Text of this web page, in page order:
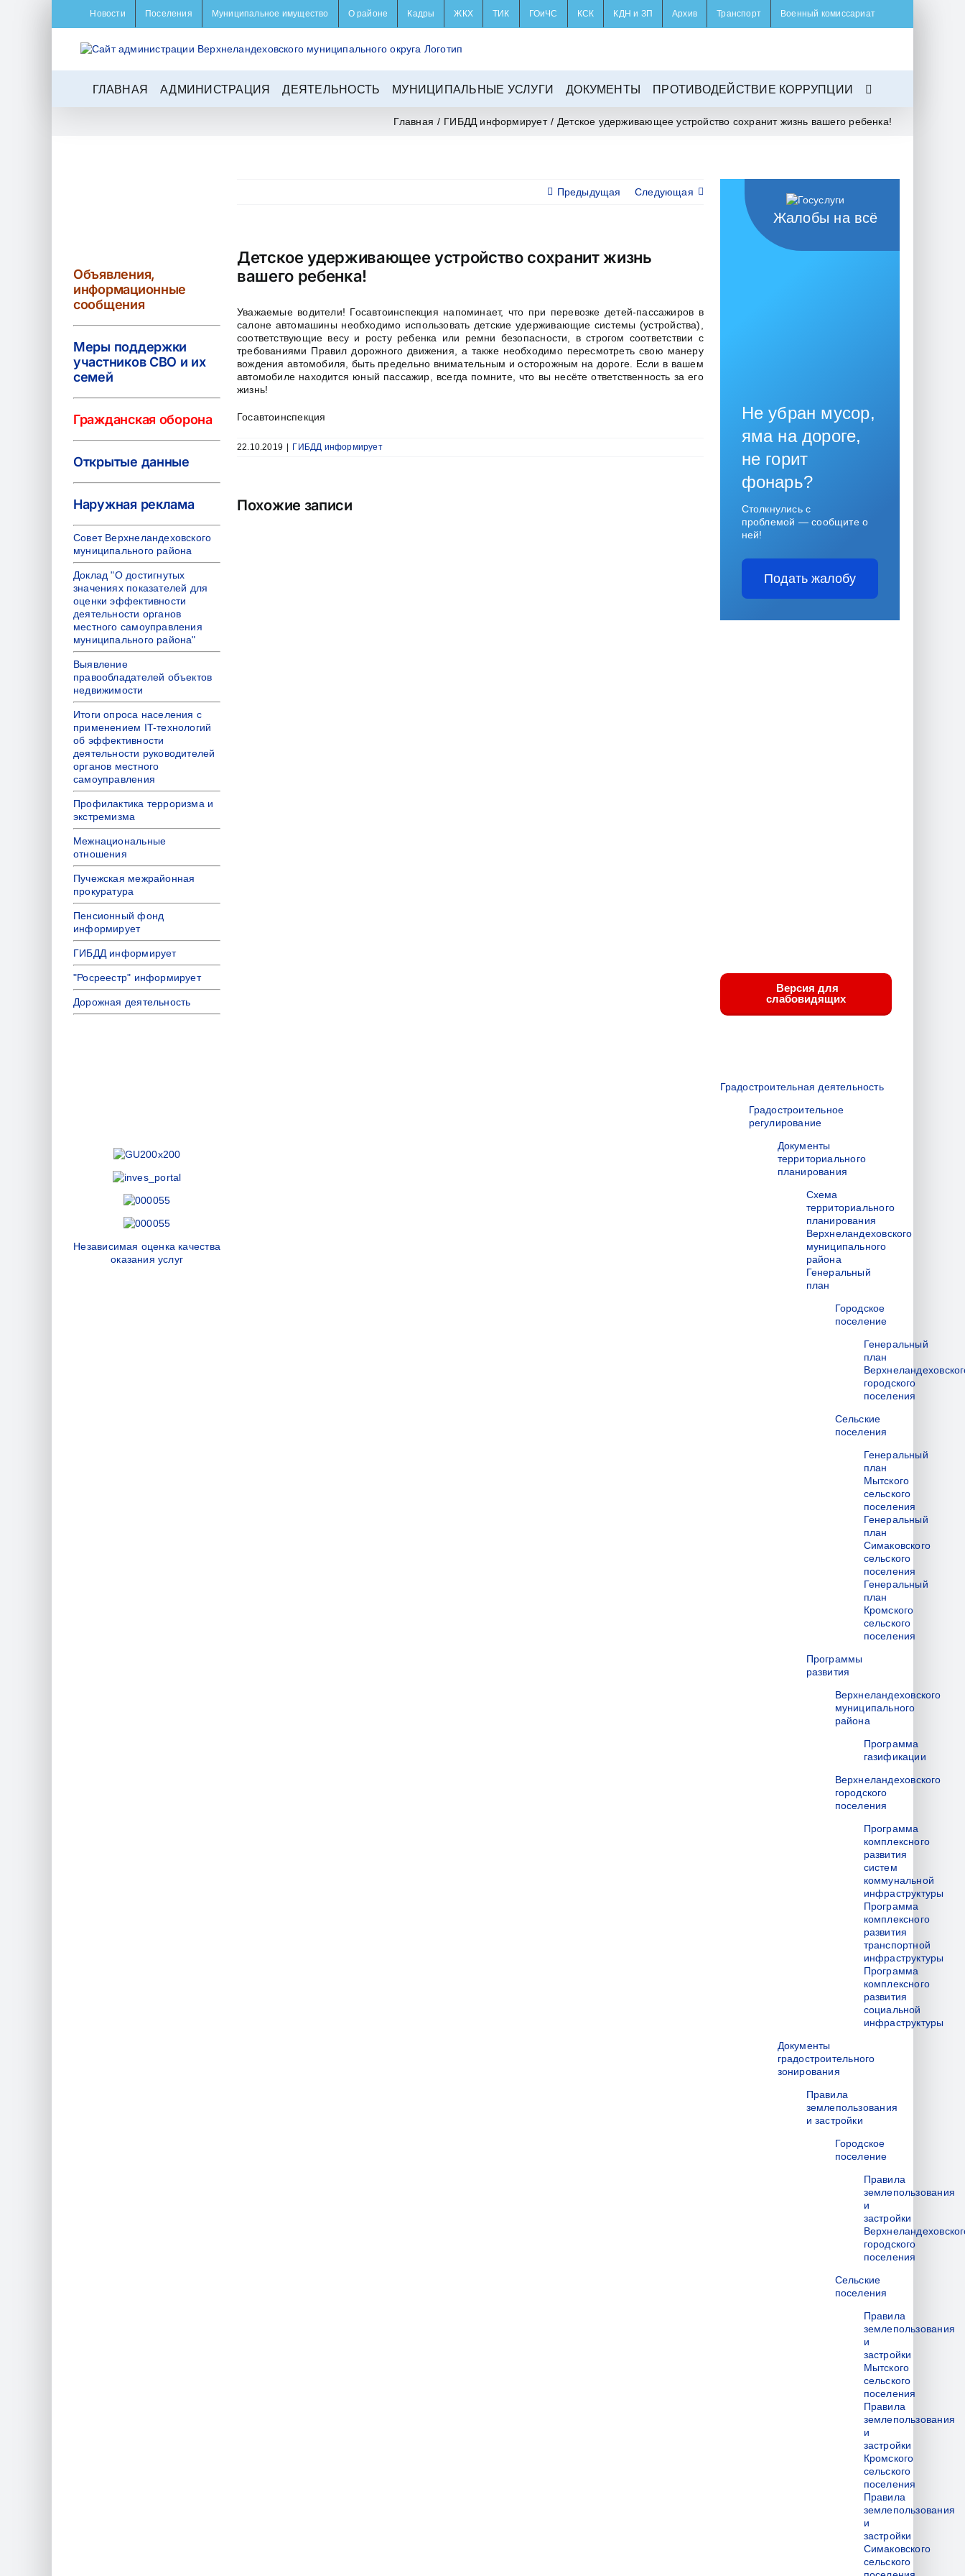
Новости Поселения Муниципальное имущество О районе Кадры ЖКХ ТИК ГОиЧС КСК КДН и ЗП Архив Транспорт Военный комиссариат
ГЛАВНАЯ АДМИНИСТРАЦИЯ ДЕЯТЕЛЬНОСТЬ МУНИЦИПАЛЬНЫЕ УСЛУГИ ДОКУМЕНТЫ ПРОТИВОДЕЙСТВИЕ КОРРУПЦИИ
Главная / ГИБДД информирует / Детское удерживающее устройство сохранит жизнь вашего ребенка!
Предыдущая Следующая
Детское удерживающее устройство сохранит жизнь
вашего ребенка!
Уважаемые водители! Госавтоинспекция напоминает, что при перевозке детей-пассажиров в
салоне автомашины необходимо использовать детские удерживающие системы (устройства),
соответствующие весу и росту ребенка или ремни безопасности, в строгом соответствии с
требованиями Правил дорожного движения, а также необходимо пересмотреть свою манеру
вождения автомобиля, быть предельно внимательным и осторожным на дороге. Если в вашем
автомобиле находится юный пассажир, всегда помните, что вы несёте ответственность за его
жизнь!
Госавтоинспекция
22.10.2019 ГИБДД информирует
Похожие записи
Объявления,
информационные
сообщения
Меры поддержки
участников СВО и их
семей
Гражданская оборона
Открытые данные
Наружная реклама
Совет Верхнеландеховского
муниципального района
Доклад "О достигнутых
значениях показателей для
оценки эффективности
деятельности органов
местного самоуправления
муниципального района"
Выявление
правообладателей объектов
недвижимости
Итоги опроса населения с
применением IT-технологий
об эффективности
деятельности руководителей
органов местного
самоуправления
Профилактика терроризма и
экстремизма
Межнациональные
отношения
Пучежская межрайонная
прокуратура
Пенсионный фонд
информирует
ГИБДД информирует
"Росреестр" информирует
Дорожная деятельность
Независимая оценка качества
оказания услуг
Жалобы на всё
Не убран мусор,
яма на дороге,
не горит
фонарь?
Столкнулись с
проблемой — сообщите о
ней!
Подать жалобу
Версия для
слабовидящих
Градостроительная деятельность
Градостроительное
регулирование
Документы
территориального
планирования
Схема
территориального
планирования
Верхнеландеховского
муниципального
района
Генеральный
план
Городское
поселение
Генеральный
план
городского
поселения
Сельские
поселения
Генеральный
план
Мытского
сельского
поселения
Генеральный
план
Симаковского
сельского
поселения
Генеральный
план
Кромского
сельского
поселения
Программы
развития
Верхнеландеховского
муниципального
района
Программа
газификации
Верхнеландеховского
городского
поселения
Программа
комплексного
развития
систем
коммунальной
инфраструктуры
Программа
комплексного
развития
транспортной
инфраструктуры
Программа
комплексного
развития
социальной
инфраструктуры
Документы
градостроительного
зонирования
Правила
землепользования
и застройки
Городское
поселение
Правила
землепользования
и
застройки
городского
поселения
Сельские
поселения
Правила
землепользования
и
застройки
Мытского
сельского
поселения
Правила
землепользования
и
застройки
Кромского
сельского
поселения
Правила
землепользования
и
застройки
Симаковского
сельского